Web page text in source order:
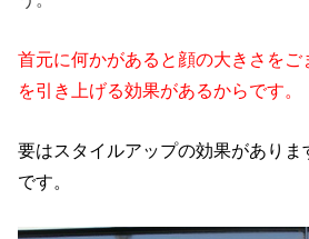
首元に何かがあると顔の大きさをご
を引き上げる効果があるからです。
要はスタイルアップの効果がありま
です。